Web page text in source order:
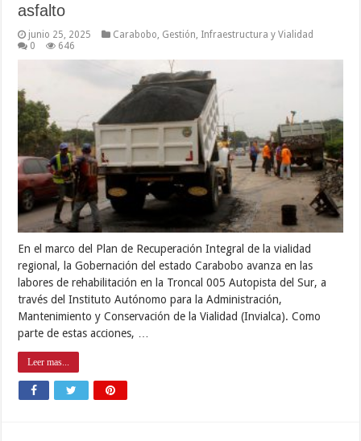
asfalto
junio 25, 2025 Carabobo, Gestión, Infraestructura y Vialidad
0
646
En el marco del Plan de Recuperación Integral de la vialidad
regional, la Gobernación del estado Carabobo avanza en las
labores de rehabilitación en la Troncal 005 Autopista del Sur, a
través del Instituto Autónomo para la Administración,
Mantenimiento y Conservación de la Vialidad (Invialca). Como
parte de estas acciones, …
Leer mas...